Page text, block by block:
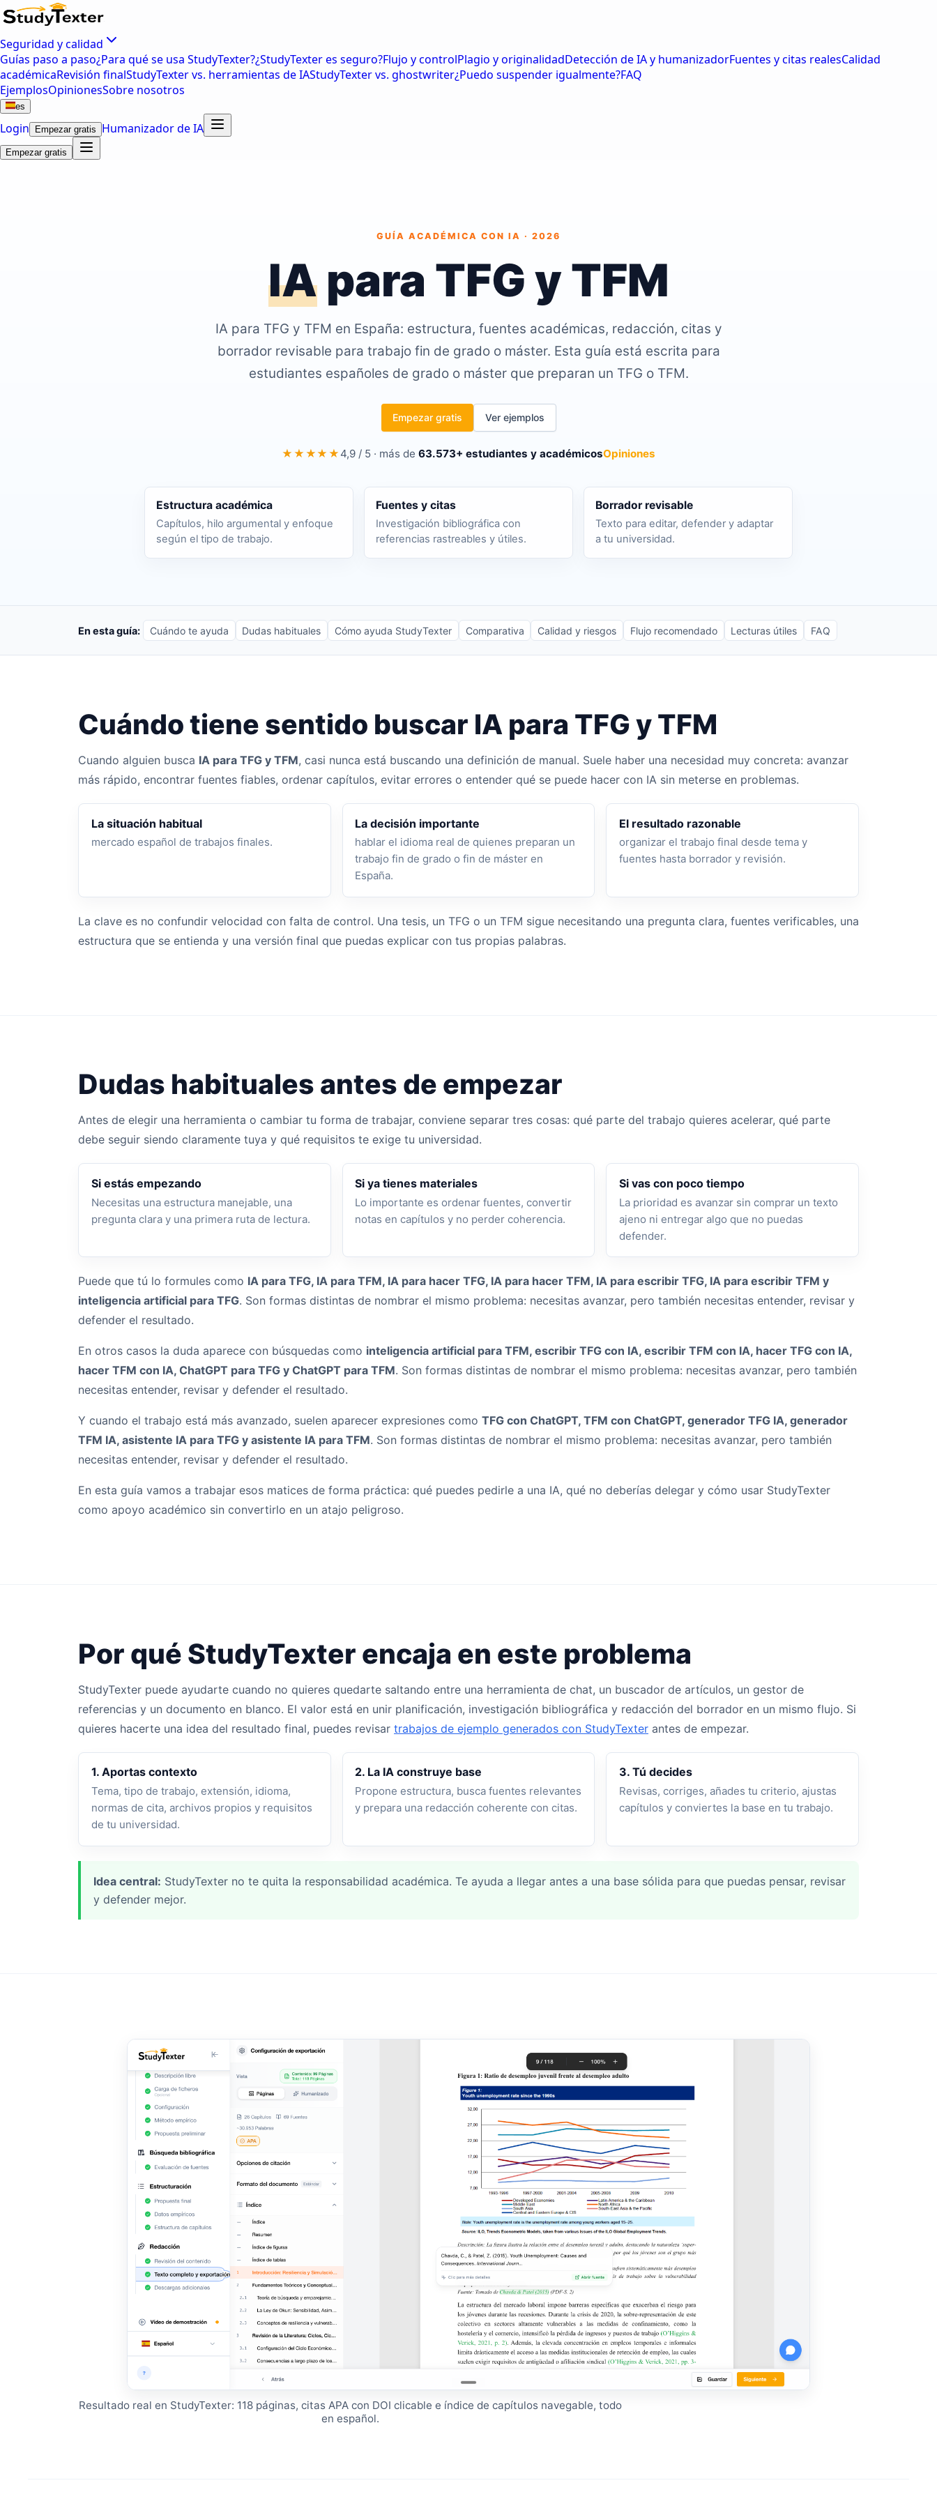
Seguridad y calidad
Guías paso a paso¿Para qué se usa StudyTexter?¿StudyTexter es seguro?Flujo y controlPlagio y originalidadDetección de IA y humanizadorFuentes y citas realesCalidad
académicaRevisión finalStudyTexter vs. herramientas de IAStudyTexter vs. ghostwriter¿Puedo suspender igualmente?FAQ
EjemplosOpinionesSobre nosotros
es
Login Empezar gratis Humanizador de IA
Empezar gratis
GUÍA ACADÉMICA CON IA · 2026
IApara TFG y TFM
IA para TFG y TFM en España: estructura, fuentes académicas, redacción, citas y
borrador revisable para trabajo fin de grado o máster. Esta guía está escrita para
estudiantes españoles de grado o máster que preparan un TFG o TFM.
Empezar gratis Ver ejemplos
★★★★★ 4,9 / 5 · más de63.573+ estudiantes y académicosOpiniones
Estructura académica
Capítulos, hilo argumental y enfoque
según el tipo de trabajo.
Fuentes y citas
Investigación bibliográfica con
referencias rastreables y útiles.
Borrador revisable
Texto para editar, defender y adaptar
a tu universidad.
En esta guía: Cuándo te ayuda Dudas habituales Cómo ayuda StudyTexter Comparativa Calidad y riesgos Flujo recomendado Lecturas útiles FAQ
Cuándo tiene sentido buscar IA para TFG y TFM
Cuando alguien busca IA para TFG y TFM, casi nunca está buscando una definición de manual. Suele haber una necesidad muy concreta: avanzar
más rápido, encontrar fuentes fiables, ordenar capítulos, evitar errores o entender qué se puede hacer con IA sin meterse en problemas.
La situación habitual
mercado español de trabajos finales.
La decisión importante
hablar el idioma real de quienes preparan un
trabajo fin de grado o fin de máster en
España.
El resultado razonable
organizar el trabajo final desde tema y
fuentes hasta borrador y revisión.
La clave es no confundir velocidad con falta de control. Una tesis, un TFG o un TFM sigue necesitando una pregunta clara, fuentes verificables, una
estructura que se entienda y una versión final que puedas explicar con tus propias palabras.
Dudas habituales antes de empezar
Antes de elegir una herramienta o cambiar tu forma de trabajar, conviene separar tres cosas: qué parte del trabajo quieres acelerar, qué parte
debe seguir siendo claramente tuya y qué requisitos te exige tu universidad.
Si estás empezando
Necesitas una estructura manejable, una
pregunta clara y una primera ruta de lectura.
Si ya tienes materiales
Lo importante es ordenar fuentes, convertir
notas en capítulos y no perder coherencia.
Si vas con poco tiempo
La prioridad es avanzar sin comprar un texto
ajeno ni entregar algo que no puedas
defender.
Puede que tú lo formules como IA para TFG, IA para TFM, IA para hacer TFG, IA para hacer TFM, IA para escribir TFG, IA para escribir TFM y
inteligencia artificial para TFG. Son formas distintas de nombrar el mismo problema: necesitas avanzar, pero también necesitas entender, revisar y
defender el resultado.
En otros casos la duda aparece con búsquedas como inteligencia artificial para TFM, escribir TFG con IA, escribir TFM con IA, hacer TFG con IA,
hacer TFM con IA, ChatGPT para TFG y ChatGPT para TFM. Son formas distintas de nombrar el mismo problema: necesitas avanzar, pero también
necesitas entender, revisar y defender el resultado.
Y cuando el trabajo está más avanzado, suelen aparecer expresiones como TFG con ChatGPT, TFM con ChatGPT, generador TFG IA, generador
TFM IA, asistente IA para TFG y asistente IA para TFM. Son formas distintas de nombrar el mismo problema: necesitas avanzar, pero también
necesitas entender, revisar y defender el resultado.
En esta guía vamos a trabajar esos matices de forma práctica: qué puedes pedirle a una IA, qué no deberías delegar y cómo usar StudyTexter
como apoyo académico sin convertirlo en un atajo peligroso.
Por qué StudyTexter encaja en este problema
StudyTexter puede ayudarte cuando no quieres quedarte saltando entre una herramienta de chat, un buscador de artículos, un gestor de
referencias y un documento en blanco. El valor está en unir planificación, investigación bibliográfica y redacción del borrador en un mismo flujo. Si
quieres hacerte una idea del resultado final, puedes revisar trabajos de ejemplo generados con StudyTexter antes de empezar.
1. Aportas contexto
Tema, tipo de trabajo, extensión, idioma,
normas de cita, archivos propios y requisitos
de tu universidad.
2. La IA construye base
Propone estructura, busca fuentes relevantes
y prepara una redacción coherente con citas.
3. Tú decides
Revisas, corriges, añades tu criterio, ajustas
capítulos y conviertes la base en tu trabajo.
Idea central: StudyTexter no te quita la responsabilidad académica. Te ayuda a llegar antes a una base sólida para que puedas pensar, revisar
y defender mejor.
Resultado real en StudyTexter: 118 páginas, citas APA con DOI clicable e índice de capítulos navegable, todo
en español.